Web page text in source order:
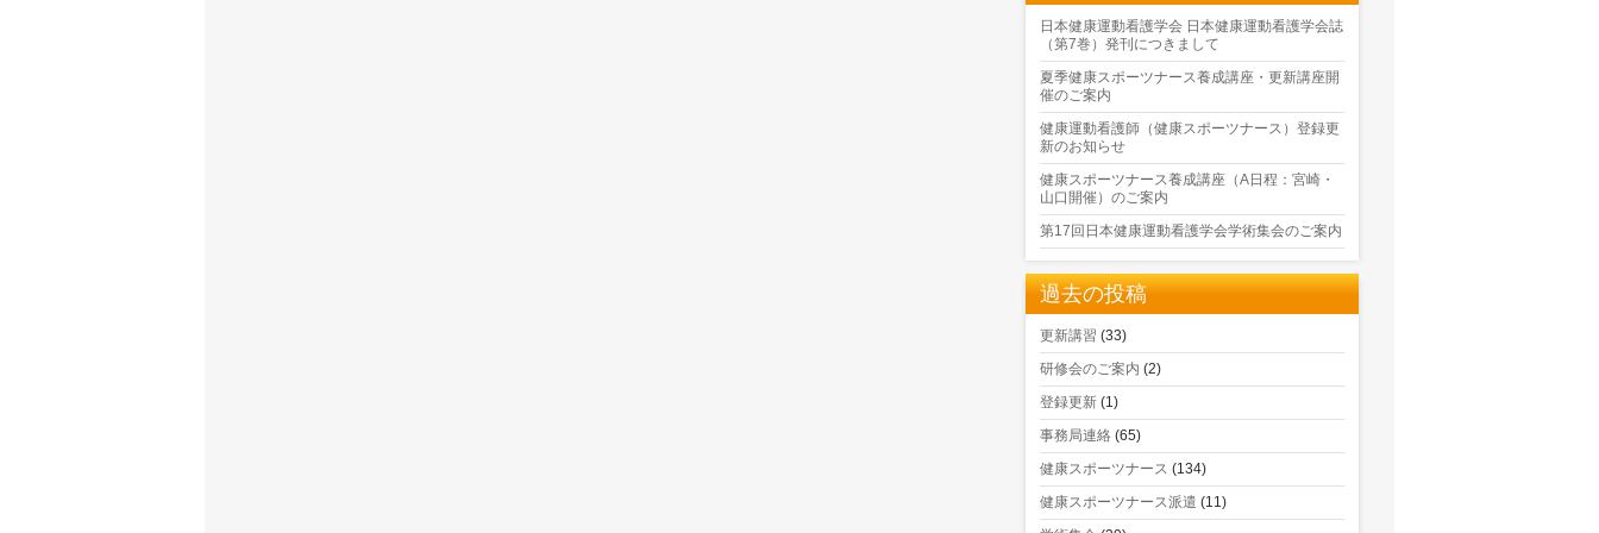
日本健康運動看護学会 日本健康運動看護学会誌
（第7巻）発刊につきまして
夏季健康スポーツナース養成講座・更新講座開
催のご案内
健康運動看護師（健康スポーツナース）登録更
新のお知らせ
健康スポーツナース養成講座（A日程：宮崎・
山口開催）のご案内
第17回日本健康運動看護学会学術集会のご案内
過去の投稿
更新講習 (33)
研修会のご案内 (2)
登録更新 (1)
事務局連絡 (65)
健康スポーツナース (134)
健康スポーツナース派遣 (11)